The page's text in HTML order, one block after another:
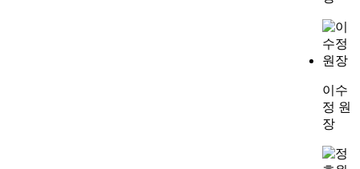
이수
정 원
장